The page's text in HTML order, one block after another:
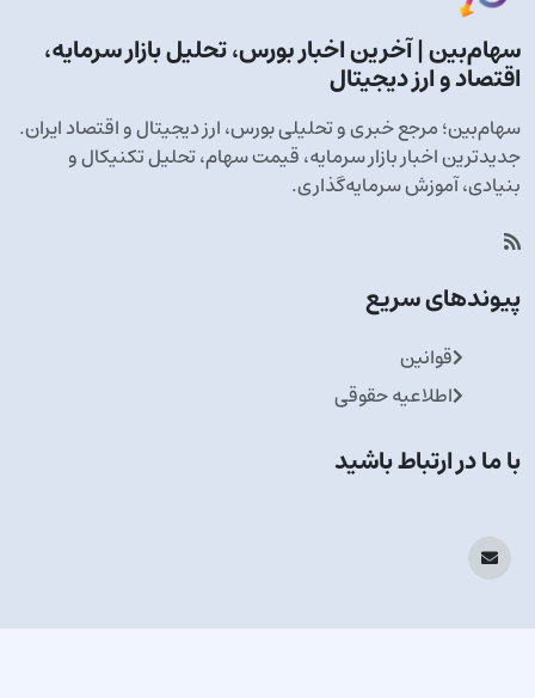
سهام‌بین | آخرین اخبار بورس، تحلیل بازار سرمایه،
اقتصاد و ارز دیجیتال
سهام‌بین؛ مرجع خبری و تحلیلی بورس، ارز دیجیتال و اقتصاد ایران.
جدیدترین اخبار بازار سرمایه، قیمت سهام، تحلیل تکنیکال و
بنیادی، آموزش سرمایه‌گذاری.
پیوندهای سریع
قوانین
اطلاعیه حقوقی
با ما در ارتباط باشید